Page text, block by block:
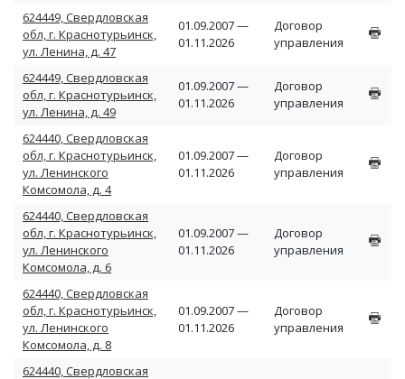
624449, Свердловская
обл, г. Краснотурьинск,
ул. Ленина, д. 47
01.09.2007 —
01.11.2026
Договор
управления
624449, Свердловская
обл, г. Краснотурьинск,
ул. Ленина, д. 49
01.09.2007 —
01.11.2026
Договор
управления
624440, Свердловская
обл, г. Краснотурьинск,
ул. Ленинского
Комсомола, д. 4
01.09.2007 —
01.11.2026
Договор
управления
624440, Свердловская
обл, г. Краснотурьинск,
ул. Ленинского
Комсомола, д. 6
01.09.2007 —
01.11.2026
Договор
управления
624440, Свердловская
обл, г. Краснотурьинск,
ул. Ленинского
Комсомола, д. 8
01.09.2007 —
01.11.2026
Договор
управления
624440, Свердловская